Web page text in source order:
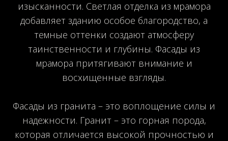
изысканности. Светлая отделка из мрамора
добавляет зданию особое благородство, а
темные оттенки создают атмосферу
таинственности и глубины. Фасады из
мрамора притягивают внимание и
восхищенные взгляды.
Фасады из гранита – это воплощение силы и
надежности. Гранит – это горная порода,
которая отличается высокой прочностью и